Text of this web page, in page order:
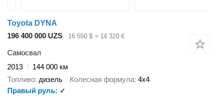
Toyota DYNA
196 400 000 UZS
16 550 $ ≈ 14 320 €
Самосвал
2013
144 000 км
Топливо дизель Колесная формула 4x4
Правый руль
✓